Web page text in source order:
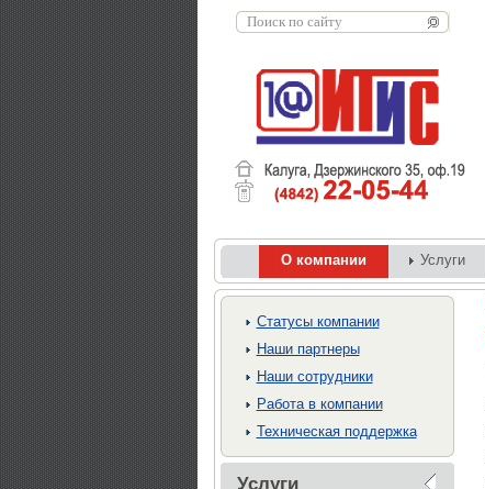
О компании Услуги
Cтатусы компании
Наши партнеры
Наши сотрудники
Работа в компании
Техническая поддержка
Услуги